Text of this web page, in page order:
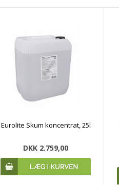
Eurolite Skum koncentrat, 25l
DKK 2.759,00